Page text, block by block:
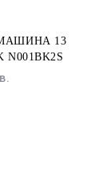
13
N001BK2S